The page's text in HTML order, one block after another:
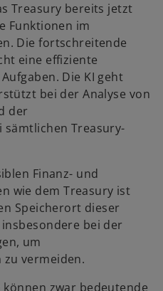
Treasury bereits jetzt
Funktionen im
Die fortschreitende
eine effiziente
Die KI geht
bei der Analyse von
der
sämtlichen Treasury-
Finanz- und
wie dem Treasury ist
Speicherort dieser
bei der
um
vermeiden.
zwar bedeutende